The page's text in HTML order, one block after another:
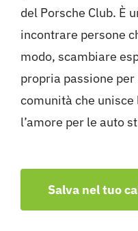
del Porsche Club. È
incontrare persone
modo, scambiare
propria passione per
comunità che
l’amore per le auto
Salva nel tuo